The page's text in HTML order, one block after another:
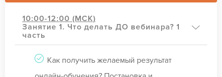
10:00-12:00 (МСК)
Занятие 1. Что делать ДО вебинара? 1
часть
Как получить желаемый результат